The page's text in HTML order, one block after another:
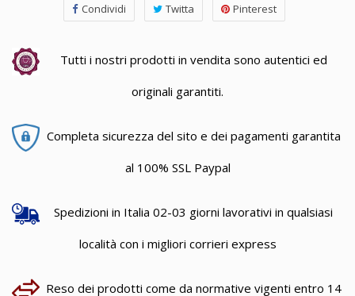
Condividi Twitta Pinterest
Tutti i nostri prodotti in vendita sono autentici ed
originali garantiti.
Completa sicurezza del sito e dei pagamenti garantita
al 100% SSL Paypal
Spedizioni in Italia 02-03 giorni lavorativi in qualsiasi
località con i migliori corrieri express
Reso dei prodotti come da normative vigenti entro 14